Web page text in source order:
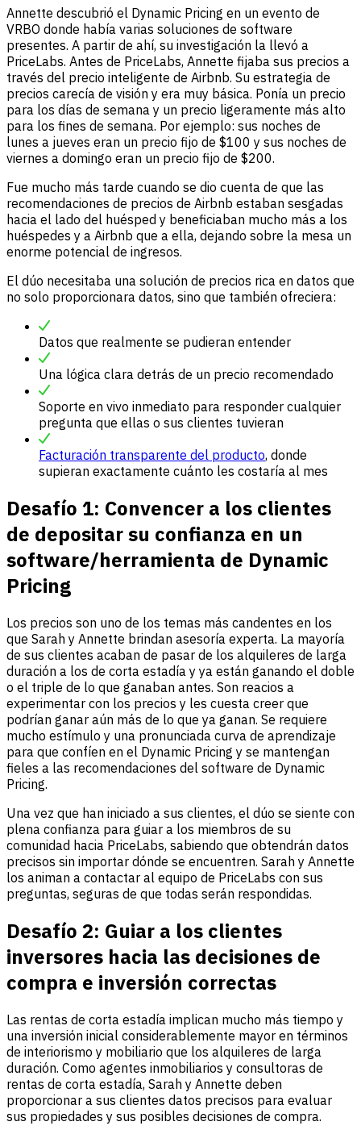
Annette descubrió el Dynamic Pricing en un evento de
VRBO donde había varias soluciones de software
presentes. A partir de ahí, su investigación la llevó a
PriceLabs. Antes de PriceLabs, Annette fijaba sus precios a
través del precio inteligente de Airbnb. Su estrategia de
precios carecía de visión y era muy básica. Ponía un precio
para los días de semana y un precio ligeramente más alto
para los fines de semana. Por ejemplo: sus noches de
lunes a jueves eran un precio fijo de $100 y sus noches de
viernes a domingo eran un precio fijo de $200.
Fue mucho más tarde cuando se dio cuenta de que las
recomendaciones de precios de Airbnb estaban sesgadas
hacia el lado del huésped y beneficiaban mucho más a los
huéspedes y a Airbnb que a ella, dejando sobre la mesa un
enorme potencial de ingresos.
El dúo necesitaba una solución de precios rica en datos que
no solo proporcionara datos, sino que también ofreciera:
Datos que realmente se pudieran entender
Una lógica clara detrás de un precio recomendado
Soporte en vivo inmediato para responder cualquier
pregunta que ellas o sus clientes tuvieran
Facturación transparente del producto, donde
supieran exactamente cuánto les costaría al mes
Desafío 1: Convencer a los clientes
de depositar su confianza en un
software/herramienta de Dynamic
Pricing
Los precios son uno de los temas más candentes en los
que Sarah y Annette brindan asesoría experta. La mayoría
de sus clientes acaban de pasar de los alquileres de larga
duración a los de corta estadía y ya están ganando el doble
o el triple de lo que ganaban antes. Son reacios a
experimentar con los precios y les cuesta creer que
podrían ganar aún más de lo que ya ganan. Se requiere
mucho estímulo y una pronunciada curva de aprendizaje
para que confíen en el Dynamic Pricing y se mantengan
fieles a las recomendaciones del software de Dynamic
Pricing.
Una vez que han iniciado a sus clientes, el dúo se siente con
plena confianza para guiar a los miembros de su
comunidad hacia PriceLabs, sabiendo que obtendrán datos
precisos sin importar dónde se encuentren. Sarah y Annette
los animan a contactar al equipo de PriceLabs con sus
preguntas, seguras de que todas serán respondidas.
Desafío 2: Guiar a los clientes
inversores hacia las decisiones de
compra e inversión correctas
Las rentas de corta estadía implican mucho más tiempo y
una inversión inicial considerablemente mayor en términos
de interiorismo y mobiliario que los alquileres de larga
duración. Como agentes inmobiliarios y consultoras de
rentas de corta estadía, Sarah y Annette deben
proporcionar a sus clientes datos precisos para evaluar
sus propiedades y sus posibles decisiones de compra.